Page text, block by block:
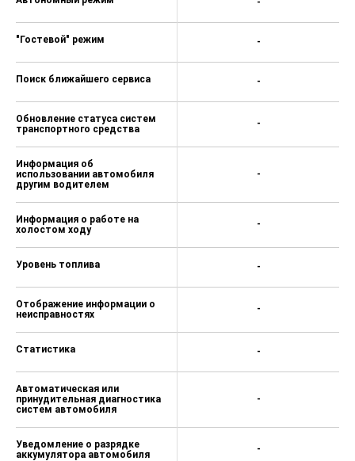
"Гостевой" режим
Поиск ближайшего сервиса
Обновление статуса систем
транспортного средства
Информация об
использовании автомобиля
другим водителем
Информация о работе на
холостом ходу
Уровень топлива
Отображение информации о
неисправностях
Статистика
Автоматическая или
принудительная диагностика
систем автомобиля
Уведомление о разрядке
аккумулятора автомобиля
-
-
-
-
-
-
-
-
-
-
-